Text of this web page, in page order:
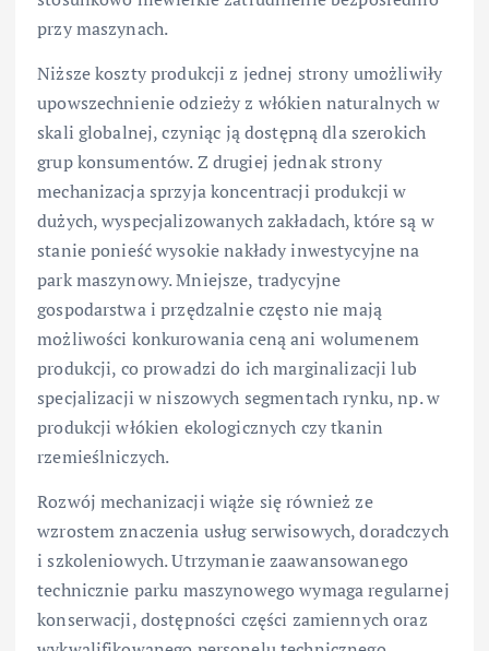
przy maszynach.
Niższe koszty produkcji z jednej strony umożliwiły
upowszechnienie odzieży z włókien naturalnych w
skali globalnej, czyniąc ją dostępną dla szerokich
grup konsumentów. Z drugiej jednak strony
mechanizacja sprzyja koncentracji produkcji w
dużych, wyspecjalizowanych zakładach, które są w
stanie ponieść wysokie nakłady inwestycyjne na
park maszynowy. Mniejsze, tradycyjne
gospodarstwa i przędzalnie często nie mają
możliwości konkurowania ceną ani wolumenem
produkcji, co prowadzi do ich marginalizacji lub
specjalizacji w niszowych segmentach rynku, np. w
produkcji włókien ekologicznych czy tkanin
rzemieślniczych.
Rozwój mechanizacji wiąże się również ze
wzrostem znaczenia usług serwisowych, doradczych
i szkoleniowych. Utrzymanie zaawansowanego
technicznie parku maszynowego wymaga regularnej
konserwacji, dostępności części zamiennych oraz